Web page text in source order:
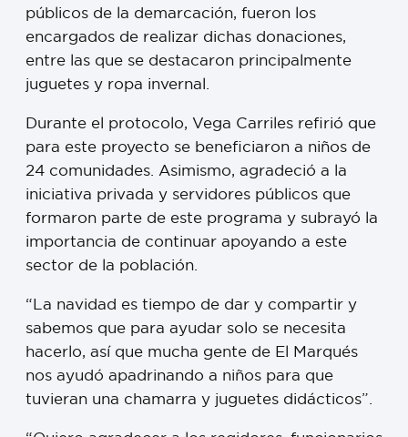
públicos de la demarcación, fueron los
encargados de realizar dichas donaciones,
entre las que se destacaron principalmente
juguetes y ropa invernal.
Durante el protocolo, Vega Carriles refirió que
para este proyecto se beneficiaron a niños de
24 comunidades. Asimismo, agradeció a la
iniciativa privada y servidores públicos que
formaron parte de este programa y subrayó la
importancia de continuar apoyando a este
sector de la población.
“La navidad es tiempo de dar y compartir y
sabemos que para ayudar solo se necesita
hacerlo, así que mucha gente de El Marqués
nos ayudó apadrinando a niños para que
tuvieran una chamarra y juguetes didácticos”.